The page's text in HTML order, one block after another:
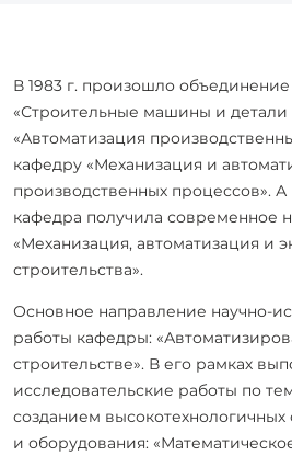
В 1983 г. произошло
«Строительные машины и
«Автоматизация
кафедру «Механизация и
производственных процессов». А
кафедра получила современное
«Механизация, автоматизация и
строительства».
Основное направление научно-
работы кафедры:
строительстве». В его рамках
исследовательские работы по
созданием
и оборудования: